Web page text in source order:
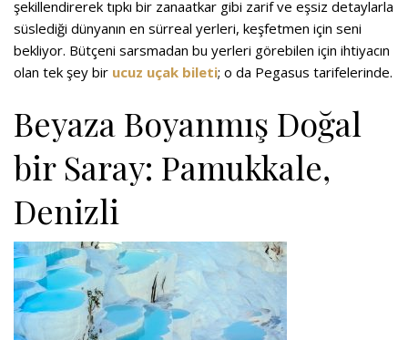
şekillendirerek tıpkı bir zanaatkar gibi zarif ve eşsiz detaylarla
süslediği dünyanın en sürreal yerleri, keşfetmen için seni
bekliyor. Bütçeni sarsmadan bu yerleri görebilen için ihtiyacın
olan tek şey bir ucuz uçak bileti; o da Pegasus tarifelerinde.
Beyaza Boyanmış Doğal
bir Saray: Pamukkale,
Denizli